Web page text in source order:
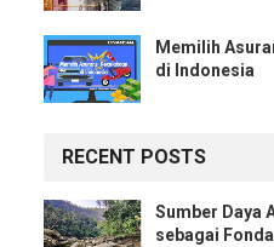
Memilih
di Indonesia
RECENT POSTS
Sumber Daya
sebagai